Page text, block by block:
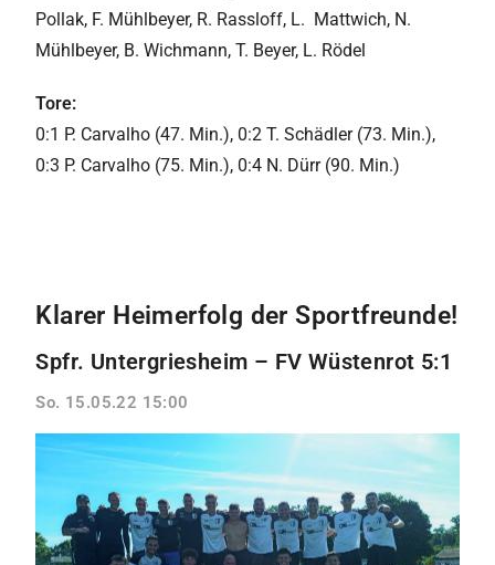
Pollak, F. Mühlbeyer, R. Rassloff, L. Mattwich, N.
Mühlbeyer, B. Wichmann, T. Beyer, L. Rödel
Tore:
0:1 P. Carvalho (47. Min.), 0:2 T. Schädler (73. Min.),
0:3 P. Carvalho (75. Min.), 0:4 N. Dürr (90. Min.)
Klarer Heimerfolg der Sportfreunde!
Spfr. Untergriesheim – FV Wüstenrot 5:1
So. 15.05.22 15:00